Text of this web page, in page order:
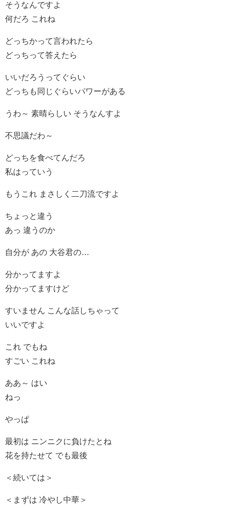
そうなんですよ
何だろ これね
どっちかって言われたら
どっちって答えたら
いいだろうってぐらい
どっちも同じぐらいパワーがある
うわ～ 素晴らしい そうなんすよ
不思議だわ～
どっちを食べてんだろ
私はっていう
もうこれ まさしく二刀流ですよ
ちょっと違う
あっ 違うのか
自分が あの 大谷君の…
分かってますよ
分かってますけど
すいません こんな話しちゃって
いいですよ
これ でもね
すごい これね
ああ～ はい
ねっ
やっぱ
最初は ニンニクに負けたとね
花を持たせて でも最後
＜続いては＞
＜まずは 冷やし中華＞